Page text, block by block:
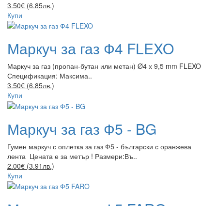
3.50€ (6.85лв.)
Купи
Маркуч за газ Ф4 FLEXO
Маркуч за газ (пропан-бутан или метан) Ø4 х 9,5 mm FLEXO
Спецификация: Максима..
3.50€ (6.85лв.)
Купи
Маркуч за газ Ф5 - BG
Гумен маркуч с оплетка за газ Ф5 - български с оранжева
лента Цената е за метър ! Размери:Въ..
2.00€ (3.91лв.)
Купи